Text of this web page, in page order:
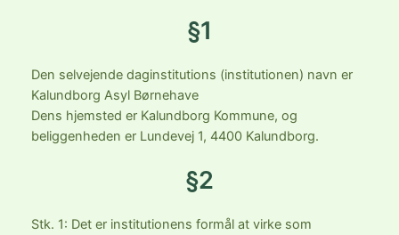
§1
Den selvejende daginstitutions (institutionen) navn er
Kalundborg Asyl Børnehave
Dens hjemsted er Kalundborg Kommune, og
beliggenheden er Lundevej 1, 4400 Kalundborg.
§2
Stk. 1: Det er institutionens formål at virke som